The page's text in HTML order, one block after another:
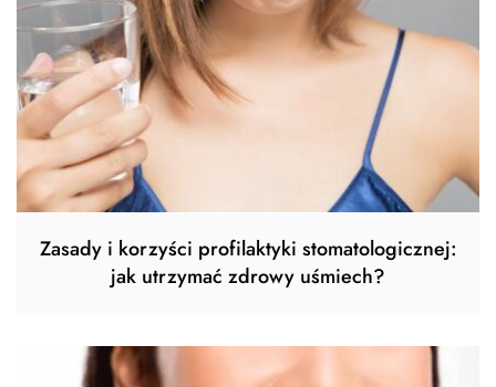
Zasady i korzyści profilaktyki stomatologicznej:
jak utrzymać zdrowy uśmiech?